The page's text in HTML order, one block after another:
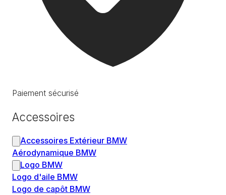
Paiement sécurisé
Accessoires
Accessoires Extérieur BMW
Aérodynamique BMW
Logo BMW
Logo d'aile BMW
Logo de capôt BMW